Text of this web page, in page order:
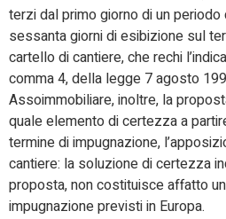
terzi dal primo giorno di un periodo
sessanta giorni di esibizione sul
cartello di cantiere, che rechi
comma 4, della legge 7 agosto
Assoimmobiliare, inoltre, la
quale elemento di certezza a
termine di impugnazione,
cantiere: la soluzione di certezza
proposta, non costituisce affatto
impugnazione previsti in Europa.